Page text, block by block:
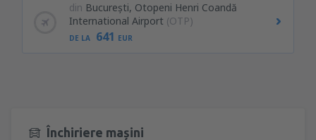
din București, Otopeni Henri Coandă
International Airport (OTP)
DE LA 641 EUR
Închiriere mașini